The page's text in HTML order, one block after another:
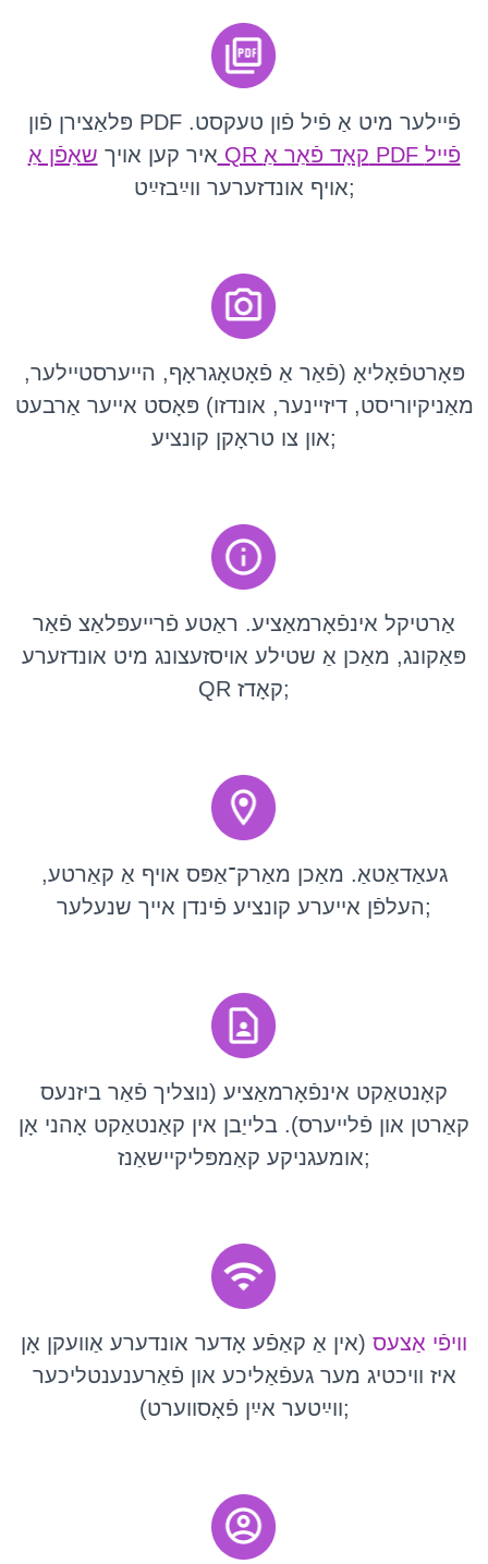
פּלאַצירן פֿון PDF פֿיילער מיט אַ פֿיל פֿון טעקסט.
איר קען אויך
שאַפֿן אַ QR קאָד פֿאַר אַ PDF פֿייל
אויף אונדזערער ווײַבזײַט;
פּאָרטפֿאָליאָ (פֿאַר אַ פֿאָטאָגראָף, הייערסטיילער,
מאַניקיוריסט, דיזיינער, אונדזו) פּאָסט אייער אַרבעט
און צו טראָקן קונציע;
אַרטיקל אינפֿאָרמאַציע. ראַטע פֿרייעפּלאַצ פֿאַר
פּאַקונג, מאַכן אַ שטילע אויסזעצונג מיט אונדזערע
QR קאָדז;
געאַדאַטאַ. מאַכן מאַרק־אַפּס אויף אַ קאַרטע,
העלפֿן אייערע קונציע פֿינדן אייך שנעלער;
קאָנטאַקט אינפֿאָרמאַציע (נוצליך פֿאַר ביזנעס
קאַרטן און פֿלייערס). בלייַבן אין קאַנטאַקט אָהני אָן
אומעגניקע קאַמפּליקיישאַנז;
וויפֿי אַצעס (אין אַ קאַפֿע אָדער אונדערע אַוועקן אָן
איז וויכטיג מער געפֿאַליכע און פֿאַרענענטליכער
ווײַטער אײַן פֿאָסווערט);